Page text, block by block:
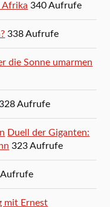
Afrika 340 Aufrufe
338 Aufrufe
die Sonne umarmen
Aufrufe
Duell der Giganten:
323 Aufrufe
mit Ernest